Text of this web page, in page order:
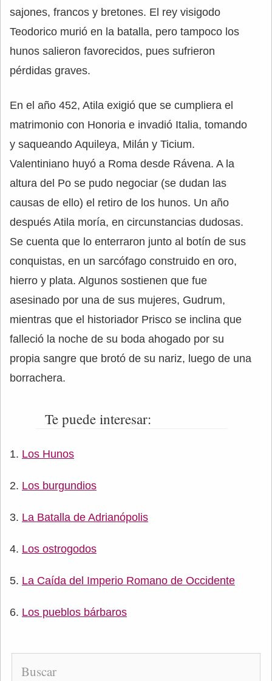
sajones, francos y bretones. El rey visigodo
Teodorico murió en la batalla, pero tampoco los
hunos salieron favorecidos, pues sufrieron
pérdidas graves.
En el año 452, Atila exigió que se cumpliera el
matrimonio con Honoria e invadió Italia, tomando
y saqueando Aquileya, Milán y Ticium.
Valentiniano huyó a Roma desde Rávena. A la
altura del Po se pudo negociar (se dudan las
causas de ello) el retiro de los hunos. Un año
después Atila moría, en circunstancias dudosas.
Se cuenta que lo enterraron junto al botín de sus
conquistas, en un sarcófago construido en oro,
hierro y plata. Algunos sostienen que fue
asesinado por una de sus mujeres, Gudrum,
mientras que el historiador Prisco se inclina que
falleció la noche de su boda ahogado por su
propia sangre que brotó de su nariz, luego de una
borrachera.
Te puede interesar:
Los Hunos
Los burgundios
La Batalla de Adrianópolis
Los ostrogodos
La Caída del Imperio Romano de Occidente
Los pueblos bárbaros
Buscar